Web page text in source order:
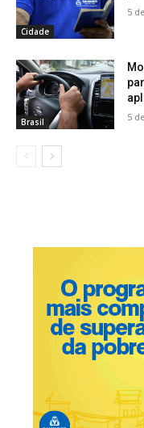
Cidade
5
Brasil 5